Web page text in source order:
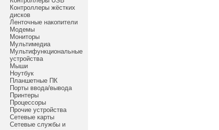
Контроллеры жёстких
дисков
Ленточные накопители
Модемы
Мониторы
Мультимедиа
Мультифункциональные
устройства
Мыши
Ноутбук
Планшетные ПК
Порты ввода/вывода
Принтеры
Процессоры
Прочие устройства
Сетевые карты
Сетевые службы и